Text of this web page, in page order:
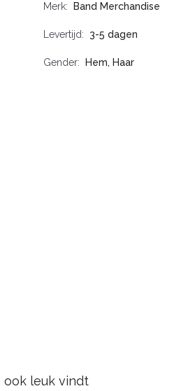
Merk Band Merchandise
Levertijd 3-5 dagen
Gender Hem, Haar
ook leuk vindt